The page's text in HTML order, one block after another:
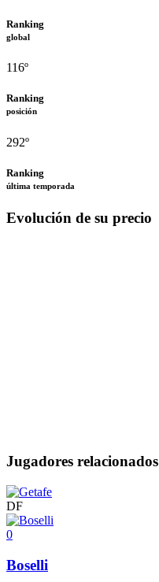
Ranking
global
116º
Ranking
posición
292º
Ranking
última temporada
Evolución de su precio
Jugadores relacionados
DF
0
Boselli